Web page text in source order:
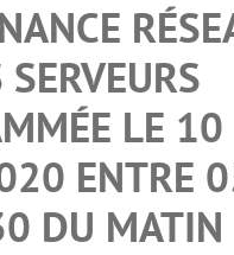
LE 10
ENTRE
DU MATIN